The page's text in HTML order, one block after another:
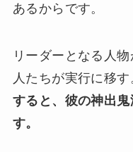
あるからです。
リーダーとなる人
人たちが実行に移す
すると、彼の神出
す。